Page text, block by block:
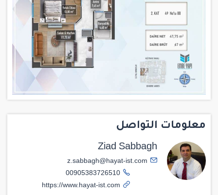
معلومات التواصل
Ziad Sabbagh
z.sabbagh@hayat-ist.com